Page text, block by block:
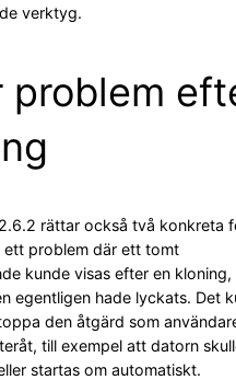
verktyg.
problem
rättar också två konkreta
ett problem där ett tomt
kunde visas efter en kloning,
egentligen hade lyckats. Det
den åtgärd som
till exempel att datorn
startas om automatiskt.